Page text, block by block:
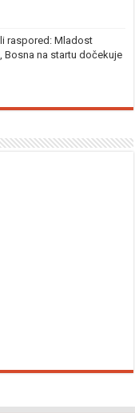
raspored: Mladost
Bosna na startu dočekuje